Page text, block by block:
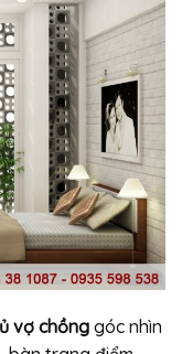
vợ chồng góc nhìn